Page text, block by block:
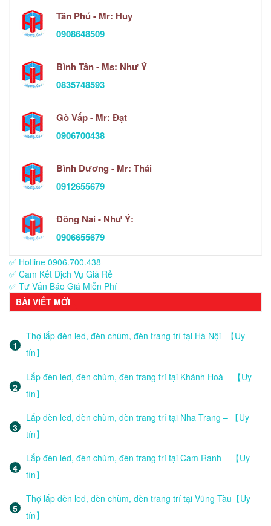
Tân Phú - Mr: Huy
0908648509
Bình Tân - Ms: Như Ý
0835748593
Gò Vấp - Mr: Đạt
0906700438
Bình Dương - Mr: Thái
0912655679
Đông Nai - Như Ý:
0906655679
✅ Hotline 0906.700.438
✅ Cam Kết Dịch Vụ Giá Rẻ
✅ Tư Vấn Báo Giá Miễn Phí
BÀI VIẾT MỚI
Thợ lắp đèn led, đèn chùm, đèn trang trí tại Hà Nội -【Uy
tín】
Lắp đèn led, đèn chùm, đèn trang trí tại Khánh Hoà – 【Uy
tín】
Lắp đèn led, đèn chùm, đèn trang trí tại Nha Trang – 【Uy
tín】
Lắp đèn led, đèn chùm, đèn trang trí tại Cam Ranh – 【Uy
tín】
Thợ lắp đèn led, đèn chùm, đèn trang trí tại Vũng Tàu【Uy
tín】